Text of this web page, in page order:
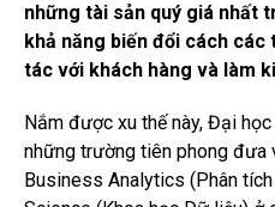
những tài sản quý giá nhất
khả năng biến đổi cách
tác với khách hàng và làm
Nắm được xu thế này, Đại
những trường tiên phong đưa
Business Analytics (Phân